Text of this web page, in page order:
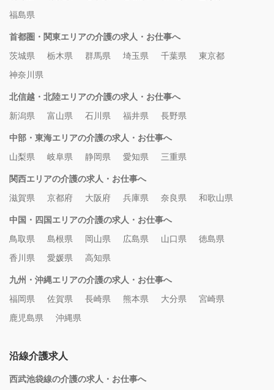
福島県
首都圏・関東エリアの介護の求人・お仕事へ
茨城県
栃木県 群馬県 埼玉県 千葉県
東京都
神奈川県
北信越・北陸エリアの介護の求人・お仕事へ
新潟県
富山県 石川県 福井県 長野県
中部・東海エリアの介護の求人・お仕事へ
山梨県
岐阜県 静岡県 愛知県 三重県
関西エリアの介護の求人・お仕事へ
滋賀県
京都府 大阪府 兵庫県 奈良県 和歌山県
中国・四国エリアの介護の求人・お仕事へ
鳥取県
島根県 岡山県 広島県 山口県
徳島県
香川県
愛媛県 高知県
九州・沖縄エリアの介護の求人・お仕事へ
福岡県
佐賀県 長崎県 熊本県 大分県
宮崎県
鹿児島県
沖縄県
沿線介護求人
西武池袋線の介護の求人・お仕事へ